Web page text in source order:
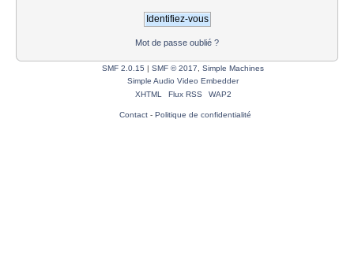
Mot de passe oublié ?
SMF 2.0.15 | SMF © 2017
Simple Machines
Simple Audio Video Embedder
XHTML
Flux RSS WAP2
Contact- Politique de confidentialité